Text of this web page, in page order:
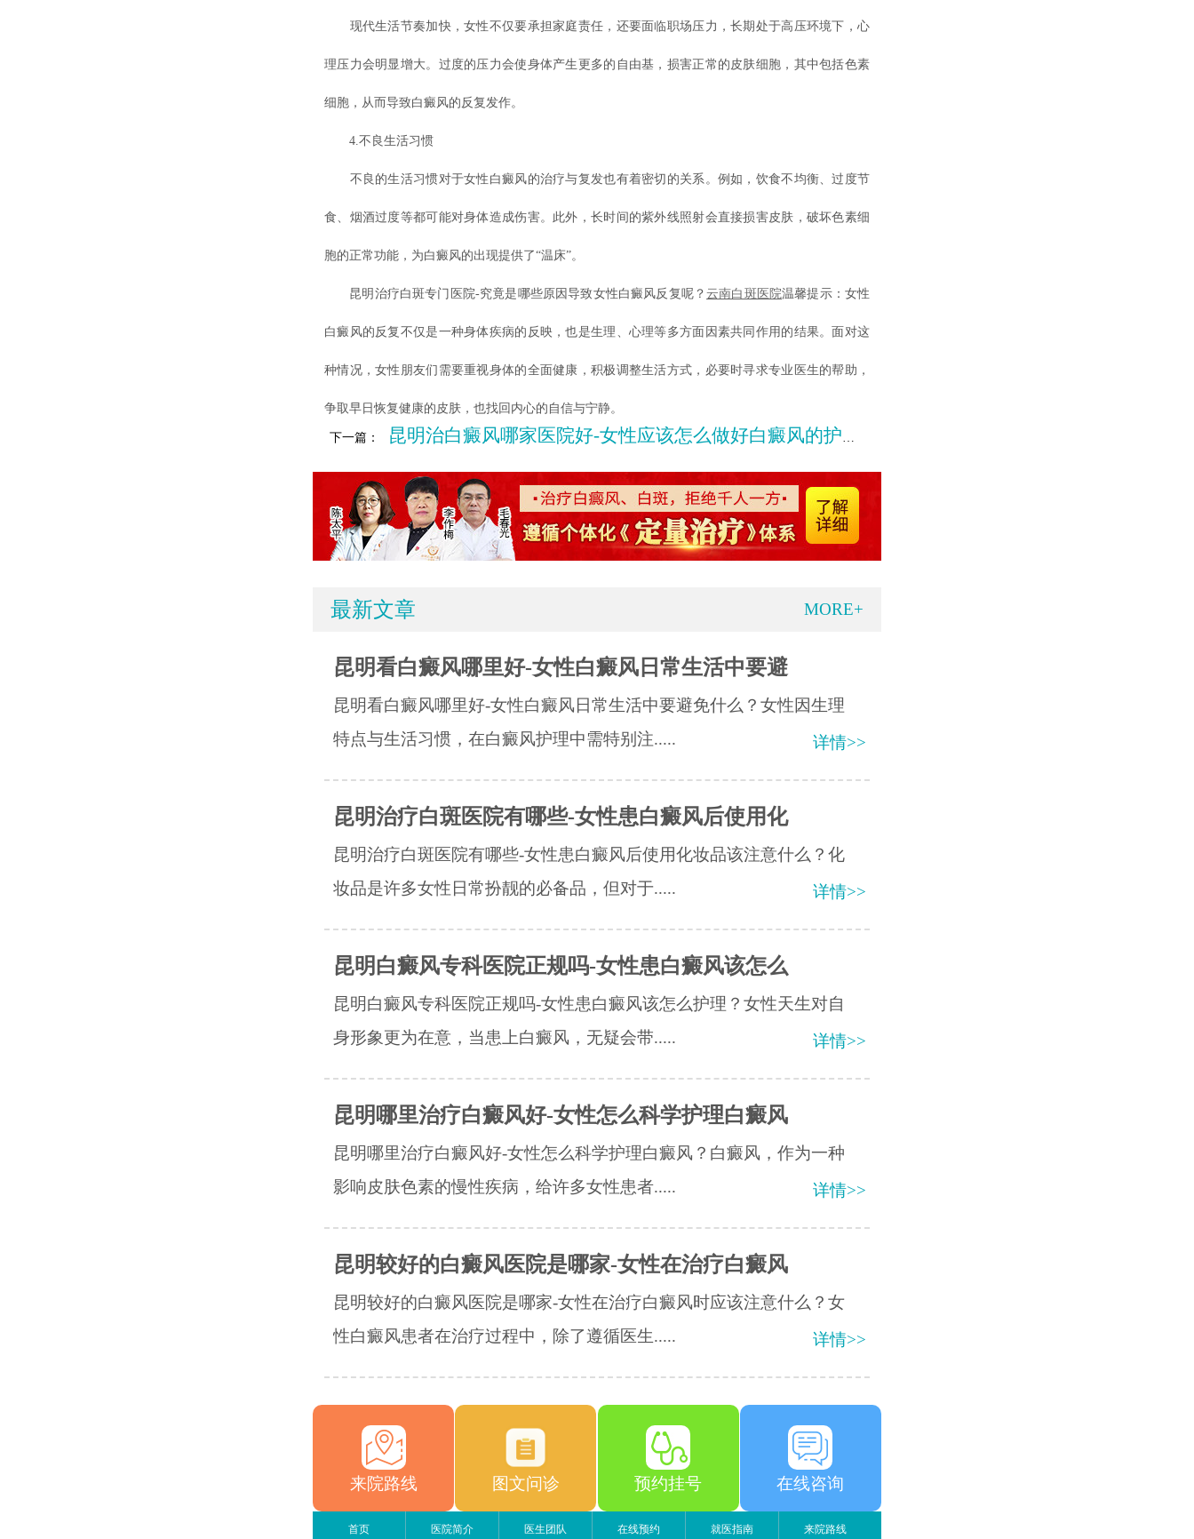
现代生活节奏加快，女性不仅要承担家庭责任，还要面临职场压力，长期处于高压环境下，心
理压力会明显增大。过度的压力会使身体产生更多的自由基，损害正常的皮肤细胞，其中包括色素
细胞，从而导致白癜风的反复发作。
4.不良生活习惯
不良的生活习惯对于女性白癜风的治疗与复发也有着密切的关系。例如，饮食不均衡、过度节
食、烟酒过度等都可能对身体造成伤害。此外，长时间的紫外线照射会直接损害皮肤，破坏色素细
胞的正常功能，为白癜风的出现提供了“温床”。
昆明治疗白斑专门医院-究竟是哪些原因导致女性白癜风反复呢？云南白斑医院温馨提示：女性
白癜风的反复不仅是一种身体疾病的反映，也是生理、心理等多方面因素共同作用的结果。面对这
种情况，女性朋友们需要重视身体的全面健康，积极调整生活方式，必要时寻求专业医生的帮助，
争取早日恢复健康的皮肤，也找回内心的自信与宁静。
下一篇： 昆明治白癜风哪家医院好-女性应该怎么做好白癜风的护理工作呢
最新文章 MORE+
昆明看白癜风哪里好-女性白癜风日常生活中要避
昆明看白癜风哪里好-女性白癜风日常生活中要避免什么？女性因生理
特点与生活习惯，在白癜风护理中需特别注.....
详情>>
昆明治疗白斑医院有哪些-女性患白癜风后使用化
昆明治疗白斑医院有哪些-女性患白癜风后使用化妆品该注意什么？化
妆品是许多女性日常扮靓的必备品，但对于.....
详情>>
昆明白癜风专科医院正规吗-女性患白癜风该怎么
昆明白癜风专科医院正规吗-女性患白癜风该怎么护理？女性天生对自
身形象更为在意，当患上白癜风，无疑会带.....
详情>>
昆明哪里治疗白癜风好-女性怎么科学护理白癜风
昆明哪里治疗白癜风好-女性怎么科学护理白癜风？白癜风，作为一种
影响皮肤色素的慢性疾病，给许多女性患者.....
详情>>
昆明较好的白癜风医院是哪家-女性在治疗白癜风
昆明较好的白癜风医院是哪家-女性在治疗白癜风时应该注意什么？女
性白癜风患者在治疗过程中，除了遵循医生.....
详情>>
来院路线 图文问诊 预约挂号 在线咨询
首页 医院简介 医生团队 在线预约 就医指南 来院路线